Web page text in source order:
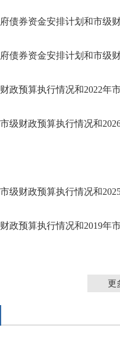
债券资金安排计划和市级
债券资金安排计划和市级
政预算执行情况和2022年
级财政预算执行情况和
级财政预算执行情况和
政预算执行情况和2019年
更